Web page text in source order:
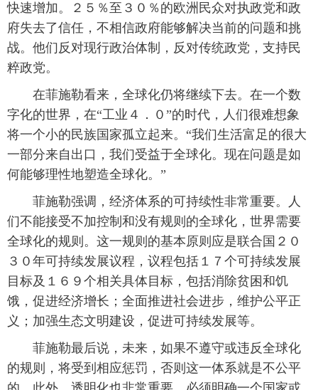
快速增加。２５％至３０％的欧洲民众对执政党和政
府失去了信任，不相信政府能够解决当前的问题和挑
战。他们反对现行政治体制，反对传统政党，支持民
粹政党。
在菲施勒看来，全球化仍将继续下去。在一个数
字化的世界，在“工业４．０”的时代，人们很难想象
将一个小的民族国家孤立起来。“我们生活富足的很大
一部分来自出口，我们受益于全球化。现在问题是如
何能够理性地塑造全球化。”
菲施勒强调，经济体系的可持续性非常重要。人
们不能接受不加控制和没有规则的全球化，世界需要
全球化的规则。这一规则的基本原则应是联合国２０
３０年可持续发展议程，议程包括１７个可持续发展
目标及１６９个相关具体目标，包括消除贫困和饥
饿，促进经济增长；全面推进社会进步，维护公平正
义；加强生态文明建设，促进可持续发展等。
菲施勒最后说，未来，如果不遵守或违反全球化
的规则，将受到相应惩罚，否则这一体系就是不公平